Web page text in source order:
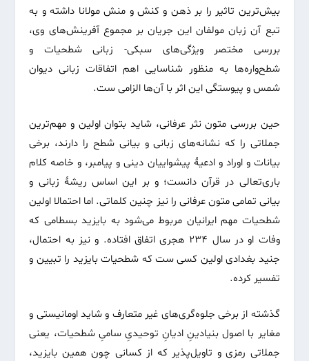
بیش‌ترین تاثیر را بر ذهن و کنش و منش مولانا داشته و به
تبع آن زبان مولفان این جریان بر مجموع آفرینش‌های وی،
بررسی مختصر ویژگی‌های سبکی- زبانی شطحیات و
شطح‌واره‌ها به منظور شناسایی اهم اتفاقات زبانی دیوان
شمس و پیوستگی این اثر با آن‌ها الزامی ست.
حین بررسی متون نثر عرفانی، شاید بتوان اولین و مهم‌ترین
جملاتی را که نشانه‌های زبانی و بیانی شطح را دارند، برخی
بیانات و اوراد و ادعیۀ پیشواییان دینی و پیامبر، و خاصه کلام
باری‌تعالی در قرآن دانست؛ و بر این اساس ریشۀ زبانی و
بیانی تمامی متون عرفانی را نیز چنین کلماتی. اما احتمالا اولین
شطحیات مهم ایرانیان مربوط می‌شود به بایزید بسطامی که
وفات او در سال ۲۳۴ هجری اتفاق افتاده. و نیز به احتمال،
جنید بغدادی اولین کسی ست که شطحیات بایزید را تبیین و
تفسیر کرده.
گذشته از برخی جلوه‌گری‌های غیر متعارف و شاید اومانیستی و
مغایر با اصول بنیادینِ ادیانِ توحیدیِ سامیِ شطحیات، یعنی
جملاتی رمزی و تاویل‌پذیر که از کسانی چون همین بایزید،